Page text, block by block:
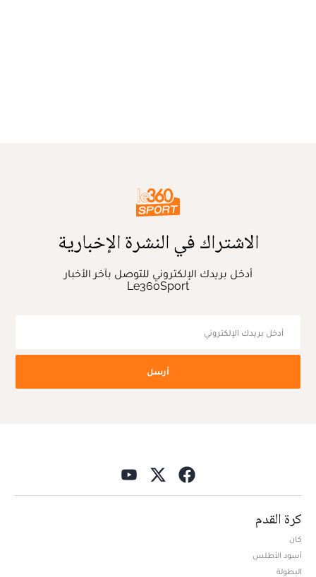
الاشتراك في النشرة الإخبارية
أدخل بريدك الإلكتروني للتوصل بآخر الأخبار
Le360Sport
أرسل
كرة القدم
كان
أسود الأطلس
البطولة